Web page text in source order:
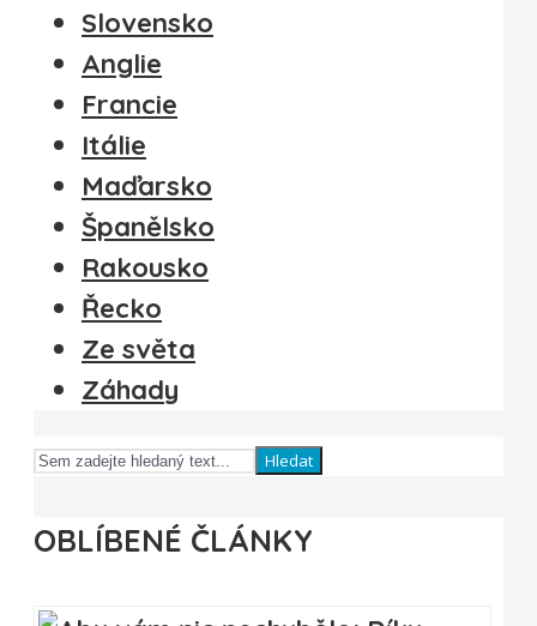
Slovensko
Anglie
Francie
Itálie
Maďarsko
Španělsko
Rakousko
Řecko
Ze světa
Záhady
Hledat
OBLÍBENÉ ČLÁNKY